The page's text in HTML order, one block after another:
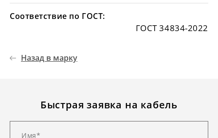
Соответствие по ГОСТ:
ГОСТ 34834-2022
Назад в марку
Быстрая заявка на кабель